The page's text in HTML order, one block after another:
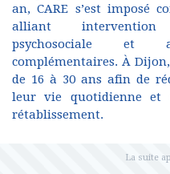
an, CARE s’est imposé
alliant intervention
psychosociale et
complémentaires. À
de 16 à 30 ans afin de
leur vie quotidienne et
rétablissement.